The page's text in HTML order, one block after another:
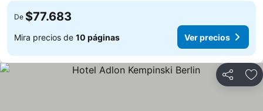
De $77.683
Mira precios de 10 páginas Ver precios
Compartir